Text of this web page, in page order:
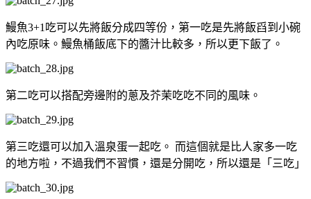
鰻魚3+1吃可以先將飯分成四等份，第一吃是先將飯舀到小碗
內吃原味。鰻魚桶飯底下的醬汁比較多，所以更下飯了。
第二吃可以搭配旁邊附的蔥及芥茉吃吃不同的風味。
第三吃還可以加入溫泉蛋一起吃。 而這個就是比人家多一吃
的地方啦，不過我們不習慣，還是分開吃，所以還是「三吃」